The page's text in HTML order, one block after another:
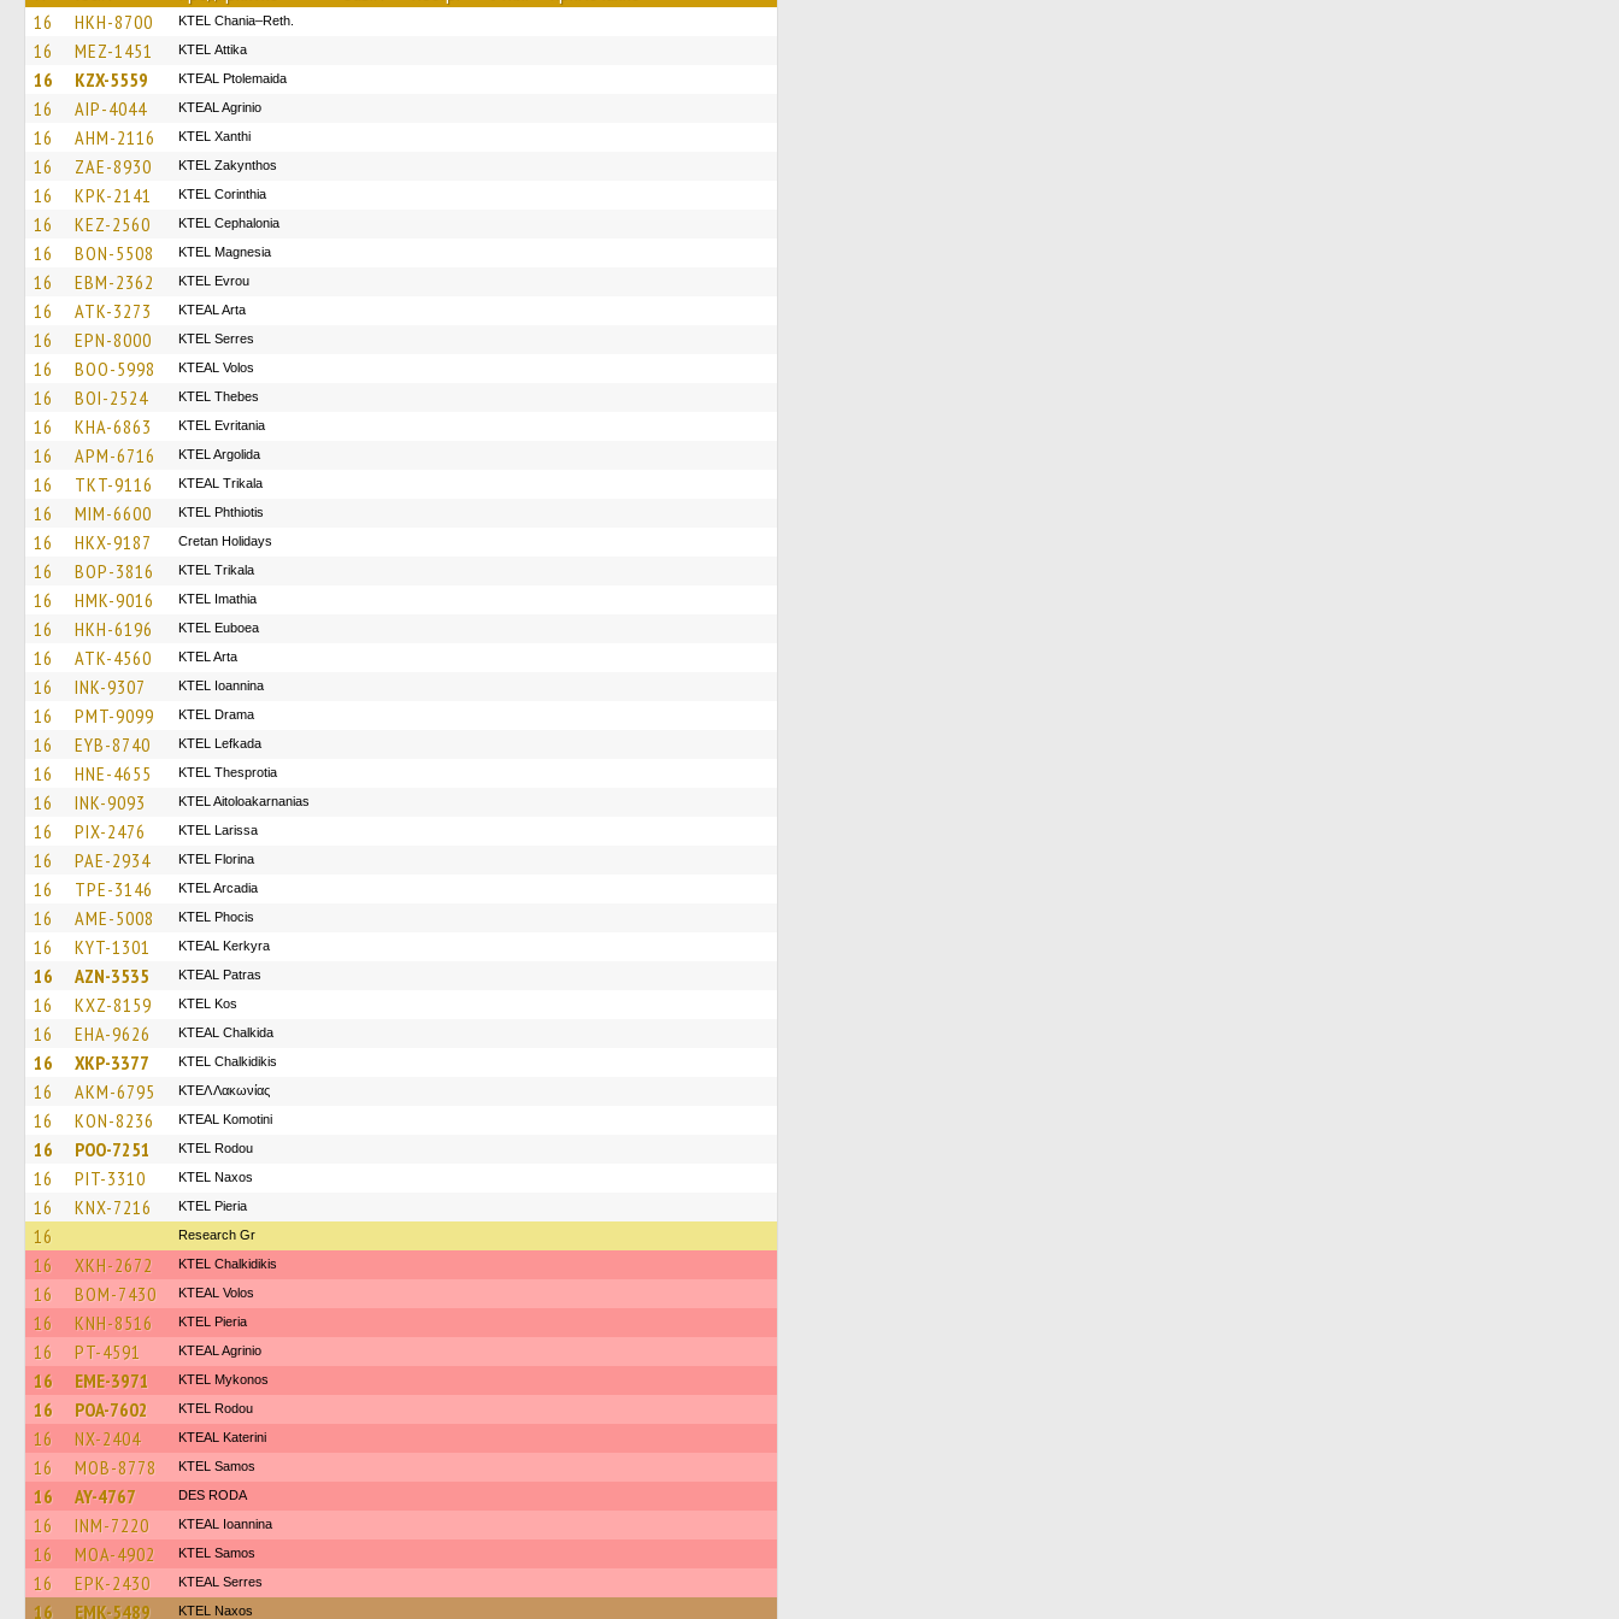
16 HKH-8700 KTEL Chania–Reth.
16 MEZ-1451 KΤΕL Αttika
16 KZX-5559 KTEAL Ptolemaida
16 AIP-4044 KTEAL Agrinio
16 AHM-2116 KTEL Xanthi
16 ZAE-8930 KTEL Zakynthos
16 KPK-2141 KTEL Corinthia
16 KEZ-2560 KTEL Cephalonia
16 BON-5508 ΚΤΕL Magnesia
16 EBM-2362 KTEL Evrou
16 ATK-3273 KTEAL Arta
16 EPN-8000 KTEL Serres
16 BOO-5998 KTEAL Volos
16 BOI-2524 KTEL Thebes
16 KHA-6863 ΚΤΕL Evritania
16 APM-6716 KTEL Argolida
16 TKT-9116 KTEAL Trikala
16 MIM-6600 ΚΤΕL Phthiotis
16 HKX-9187 Cretan Holidays
16 BOP-3816 ΚΤΕL Τrikala
16 HMK-9016 KTEL Imathia
16 HKH-6196 ΚΤΕL Euboea
16 ATK-4560 KTEL Arta
16 INK-9307 KTEL Ioannina
16 PMT-9099 KTEL Drama
16 EYB-8740 KTEL Lefkada
16 HNE-4655 KTEL Thesprotia
16 INK-9093 KTEL Aitoloakarnanias
16 PIX-2476 KTEL Larissa
16 PAE-2934 KTEL Florina
16 TPE-3146 KTEL Arcadia
16 AME-5008 ΚΤΕL Phocis
16 KYT-1301 KTEAL Kerkyra
16 AZN-3535 KTEAL Patras
16 KXZ-8159 KTEL Kos
16 EHA-9626 KTEAL Chalkida
16 XKP-3377 ΚΤΕL Chalkidikis
16 AKM-6795 ΚΤΕΛ Λακωνίας
16 KON-8236 KTEAL Komotini
16 POO-7251 ΚΤΕL Rodou
16 PIT-3310 KTEL Naxos
16 KNX-7216 KTEL Pieria
16 Research Gr
16 XKH-2672 ΚΤΕL Chalkidikis
16 BOM-7430 KTEAL Volos
16 KNH-8516 KTEL Pieria
16 PT-4591 KTEAL Agrinio
16 EME-3971 KTEL Mykonos
16 POA-7602 ΚΤΕL Rodou
16 NX-2404 KTEAL Katerini
16 MOB-8778 KTEL Samos
16 AY-4767 DES RODA
16 INM-7220 KTEAL Ioannina
16 MOA-4902 KTEL Samos
16 EPK-2430 KTEAL Serres
16 EMK-5489 KTEL Naxos